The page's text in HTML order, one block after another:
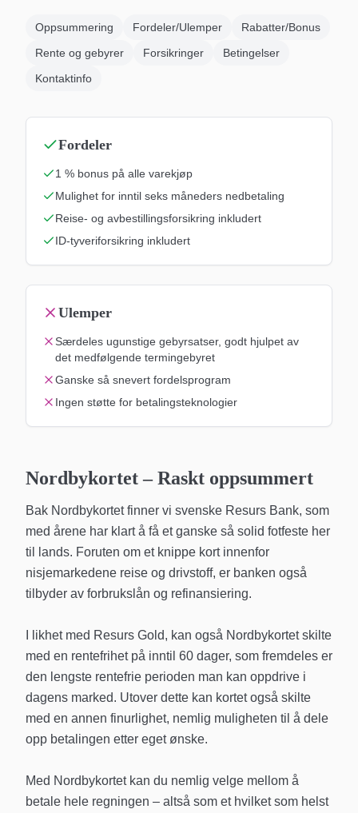
Oppsummering Fordeler/Ulemper
Rabatter/Bonus
Rente og gebyrer
Forsikringer
Betingelser
Kontaktinfo
Fordeler
1 % bonus på alle varekjøp
Mulighet for inntil seks måneders nedbetaling
Reise- og avbestillingsforsikring inkludert
ID-tyveriforsikring inkludert
Ulemper
Særdeles ugunstige gebyrsatser, godt hjulpet av
det medfølgende termingebyret
Ganske så snevert fordelsprogram
Ingen støtte for betalingsteknologier
Nordbykortet– Raskt oppsummert
Bak Nordbykortet finner vi svenske Resurs Bank, som
med årene har klart å få et ganske så solid fotfeste her
til lands. Foruten om et knippe kort innenfor
nisjemarkedene reise og drivstoff, er banken også
tilbyder av forbrukslån og refinansiering.
I likhet med Resurs Gold, kan også Nordbykortet skilte
med en rentefrihet på inntil 60 dager, som fremdeles er
den lengste rentefrie perioden man kan oppdrive i
dagens marked. Utover dette kan kortet også skilte
med en annen finurlighet, nemlig muligheten til å dele
opp betalingen etter eget ønske.
Med Nordbykortet kan du nemlig velge mellom å
betale hele regningen – altså som et hvilket som helst